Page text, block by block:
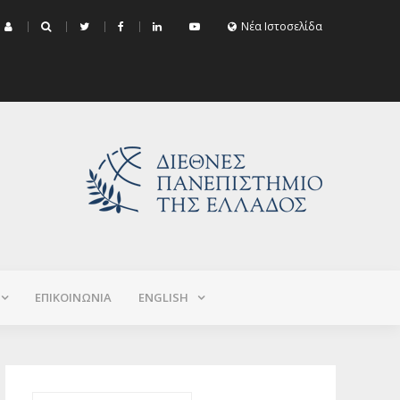
Εξεταστικής Σεπτεμβρίου 2026 (Χειμερινό+Εαρινό 2025-2026)
Νέα Ιστοσελίδα
ΕΠΙΚΟΙΝΩΝΙΑ ΕNGLISH